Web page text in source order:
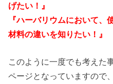
げたい！』
『ハーバリウムにおいて、
材料の違いを知りたい！』
このように一度でも考えた
ページとなっていますので